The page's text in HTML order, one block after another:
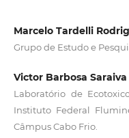
Marcelo Tardelli
Grupo de Estudo e
Victor Barbosa Saraiva
Laboratório de
Instituto Federal
Câmpus Cabo Frio.